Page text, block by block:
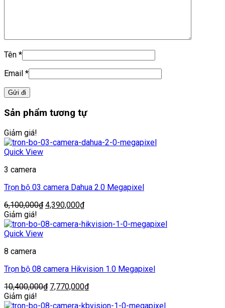
Tên *
Email *
Sản phẩm tương tự
Giảm giá!
Quick View
3 camera
Trọn bộ 03 camera Dahua 2.0 Megapixel
6,100,000₫ Giá
là:
4,390,000₫Giá
tại
Giảm giá!
Quick View
8 camera
Trọn bộ 08 camera Hikvision 1.0 Megapixel
10,400,000₫ Giá
là:
7,770,000₫Giá
tại
Giảm giá!